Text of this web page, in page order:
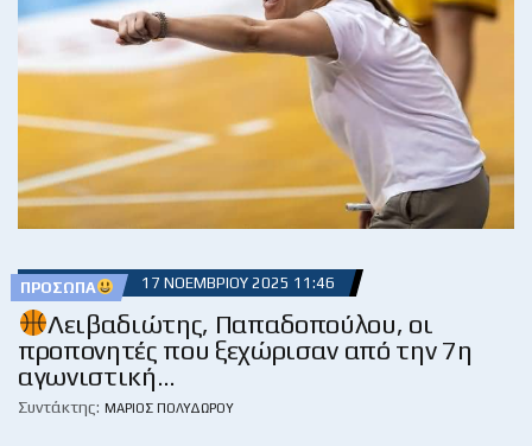
ΠΡΌΣΩΠΑ 17 ΝΟΕΜΒΡΊΟΥ 2025 11:46
Λειβαδιώτης, Παπαδοπούλου, οι
προπονητές που ξεχώρισαν από την 7η
αγωνιστική…
Συντάκτης: ΜΆΡΙΟΣ ΠΟΛΥΔΏΡΟΥ